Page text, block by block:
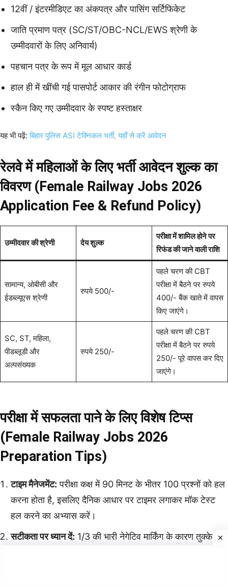
12वीं / इंटरमीडिएट का अंकपत्र और पासिंग सर्टिफिकेट
जाति प्रमाण पत्र (SC/ST/OBC-NCL/EWS श्रेणी के
उम्मीदवारों के लिए अनिवार्य)
पहचान पत्र के रूप में मूल आधार कार्ड
हाल ही में खींची गई पासपोर्ट आकार की रंगीन फोटोग्राफ
स्कैन किए गए उम्मीदवार के स्पष्ट हस्ताक्षर
यह भी पढ़ें:बिहार पुलिस ASI टेक्निकल भर्ती, यहाँ से करें आवेदन
रेलवे में महिलाओं के लिए भर्ती आवेदन शुल्क का
विवरण (Female Railway Jobs 2026
Application Fee & Refund Policy)
उम्मीदवार की श्रेणी देय शुल्क
परीक्षा में शामिल होने पर
रिफंड की जाने वाली राशि
सामान्य, ओबीसी और
ईडब्ल्यूएस श्रेणी
रुपये 500/-
पहले चरण की CBT
परीक्षा में बैठने पर रुपये
400/- बैंक खाते में वापस
किए जाएंगे।
SC, ST, महिला,
पीडब्लूडी और
अल्पसंख्यक
रुपये 250/-
पहले चरण की CBT
परीक्षा में बैठने पर रुपये
250/- पूरे वापस कर दिए
जाएंगे।
परीक्षा में सफलता पाने के लिए विशेष टिप्स
(Female Railway Jobs 2026
Preparation Tips)
टाइम मैनेजमेंट: परीक्षा कक्ष में 90 मिनट के भीतर 100 प्रश्नों को हल
करना होता है, इसलिए दैनिक आधार पर टाइमर लगाकर मॉक टेस्ट
हल करने का अभ्यास करें।
सटीकता पर ध्यान दें: 1/3 की भारी नेगेटिव मार्किंग के कारण तुक्के